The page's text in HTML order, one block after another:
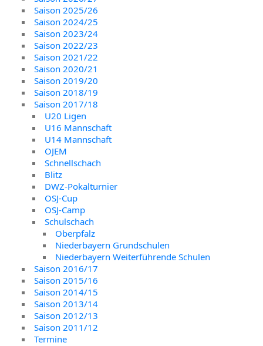
Saison 2025/26
Saison 2024/25
Saison 2023/24
Saison 2022/23
Saison 2021/22
Saison 2020/21
Saison 2019/20
Saison 2018/19
Saison 2017/18
U20 Ligen
U16 Mannschaft
U14 Mannschaft
OJEM
Schnellschach
Blitz
DWZ-Pokalturnier
OSJ-Cup
OSJ-Camp
Schulschach
Oberpfalz
Niederbayern Grundschulen
Niederbayern Weiterführende Schulen
Saison 2016/17
Saison 2015/16
Saison 2014/15
Saison 2013/14
Saison 2012/13
Saison 2011/12
Termine